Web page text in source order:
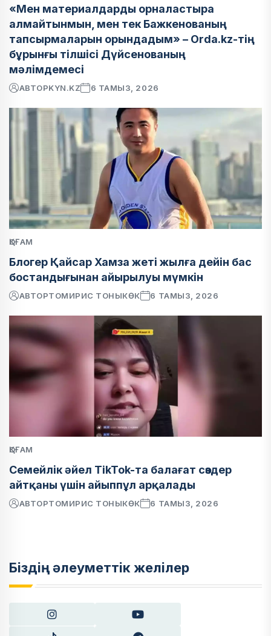
«Мен материалдарды орналастыра
алмайтынмын, мен тек Бажкенованың
тапсырмаларын орындадым» – Orda.kz-тің
бұрынғы тілшісі Дүйсенованың
мәлімдемесі
АВТОРKYN.KZ 6 ТАМЫЗ, 2026
ҚОҒАМ
Блогер Қайсар Хамза жеті жылға дейін бас
бостандығынан айырылуы мүмкін
АВТОРТОМИРИС ТОНЫКӨК 6 ТАМЫЗ, 2026
ҚОҒАМ
Семейлік әйел TikTok-та балағат сөздер
айтқаны үшін айыппұл арқалады
АВТОРТОМИРИС ТОНЫКӨК 6 ТАМЫЗ, 2026
Біздің әлеуметтік желілер